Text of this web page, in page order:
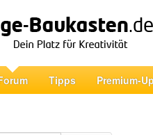
Tipps Premium-